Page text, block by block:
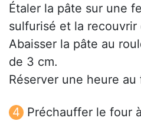
Étaler la pâte sur une
sulfurisé et la
Abaisser la pâte au
de 3 cm.
Réserver une heure au
Préchauffer le four